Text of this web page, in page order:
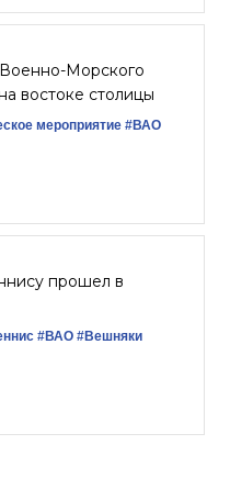
Морского
востоке столицы
мероприятие #ВАО
прошел в
#ВАО #Вешняки